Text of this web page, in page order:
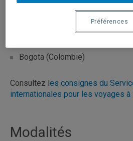
Bogota (Colombie)
Consultez les consignes du
internationales pour les voyages à
Modalités
Préférences